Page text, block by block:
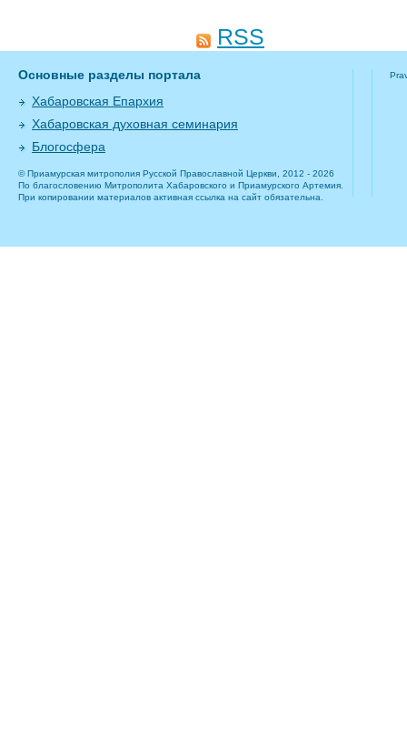
RSS
Основные разделы портала
Хабаровская Епархия
Хабаровская духовная семинария
Блогосфера
© Приамурская митрополия Русской Православной Церкви, 2012 - 2026
По благословению Митрополита Хабаровского и Приамурского Артемия.
При копировании материалов активная ссылка на сайт обязательна.